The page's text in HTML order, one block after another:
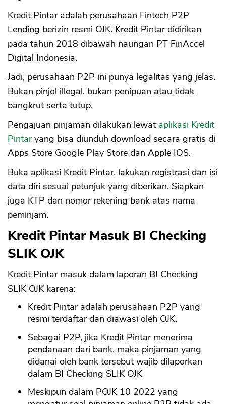
Kredit Pintar adalah perusahaan Fintech P2P
Lending berizin resmi OJK. Kredit Pintar didirikan
pada tahun 2018 dibawah naungan PT FinAccel
Digital Indonesia.
Jadi, perusahaan P2P ini punya legalitas yang jelas.
Bukan pinjol illegal, bukan penipuan atau tidak
bangkrut serta tutup.
Pengajuan pinjaman dilakukan lewat aplikasi Kredit
Pintaryang bisa diunduh download secara gratis di
Apps Store Google Play Store dan Apple IOS.
Buka aplikasi Kredit Pintar, lakukan registrasi dan isi
data diri sesuai petunjuk yang diberikan. Siapkan
juga KTP dan nomor rekening bank atas nama
peminjam.
Kredit Pintar Masuk BI Checking
SLIK OJK
Kredit Pintar masuk dalam laporan BI Checking
SLIK OJK karena:
Kredit Pintar adalah perusahaan P2P yang
resmi terdaftar dan diawasi oleh OJK.
Sebagai P2P, jika Kredit Pintar menerima
pendanaan dari bank, maka pinjaman yang
didanai oleh bank tersebut wajib dilaporkan
dalam BI Checking SLIK OJK
Meskipun dalam POJK 10 2022 yang